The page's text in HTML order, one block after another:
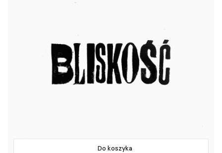
Do koszyka